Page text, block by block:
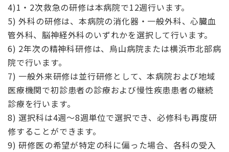
4)1・2次救急の研修は本病院で12週行います。
5) 外科の研修は、本病院の消化器・一般外科、心臓血
管外科、脳神経外科のいずれかを選択して行います。
6) 2年次の精神科研修は、烏山病院または横浜市北部病
院で行います。
7) 一般外来研修は並行研修として、本病院および地域
医療機関で初診患者の診療および慢性疾患患者の継続
診療を行います。
8) 選択科は4週～8週単位で選択でき、必修科も再度研
修することができます。
9) 研修医の希望が特定の科に偏った場合、各科の受入